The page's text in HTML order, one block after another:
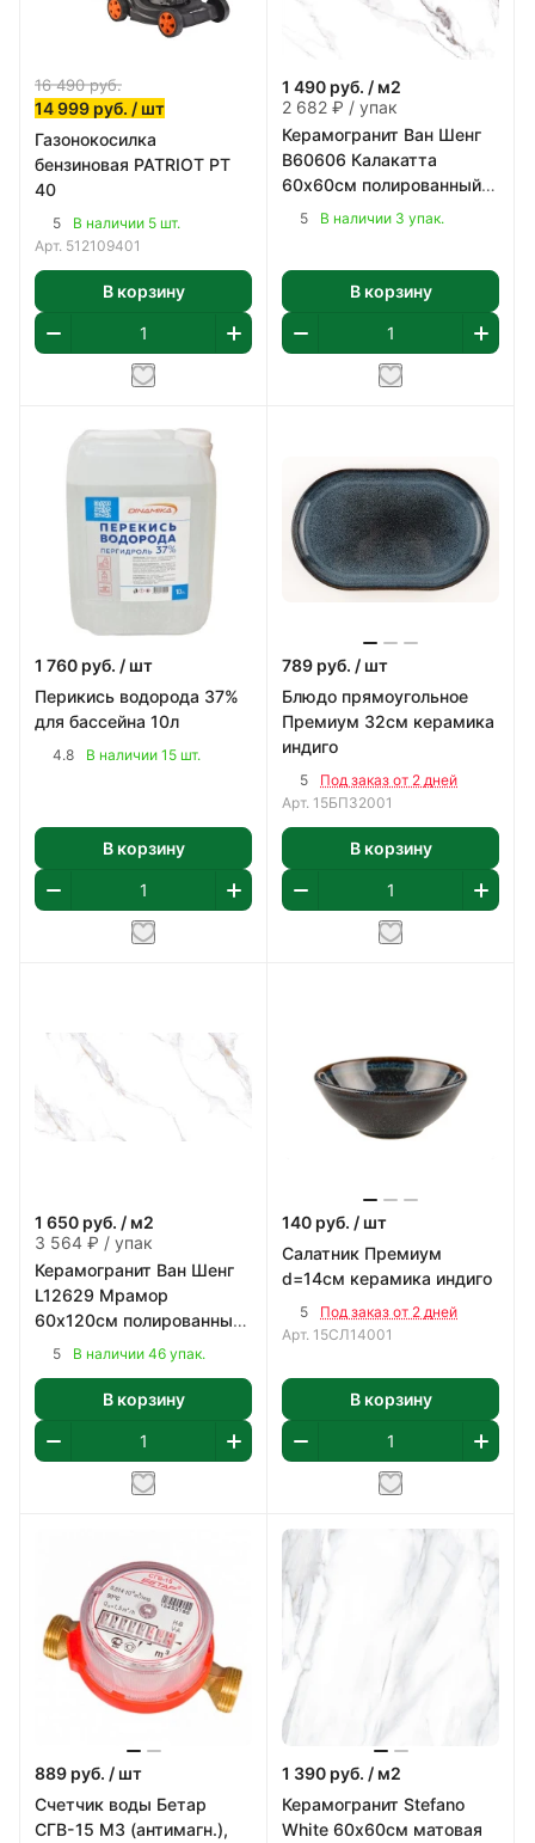
16 490руб.
14 999 руб. / шт
Газонокосилка
бензиновая PATRIOT PT
40
5
В наличии 5 шт.
Арт. 512109401
В корзину
1 490 руб. / м2
2 682 ₽ / упак
Керамогранит Ван Шенг
В60606 Калакатта
60х60см полированный
цвет бело-серый 1,8 м2/
5 В наличии 3 упак.
В корзину
1 760 руб. / шт
Перикись водорода 37%
для бассейна 10л
4.8 В наличии 15 шт.
В корзину
789 руб. / шт
Блюдо прямоугольное
Премиум 32см керамика
индиго
5
Под заказ от 2 дней
Арт. 15БП32001
В корзину
1 650 руб. / м2
3 564 ₽ / упак
Керамогранит Ван Шенг
L12629 Мрамор
60х120см полированный
цвет белый с коричнево-
5 В наличии 46 упак.
В корзину
140 руб. / шт
Салатник Премиум
d=14см керамика индиго
5
Под заказ от 2 дней
Арт. 15СЛ14001
В корзину
889 руб. / шт
Счетчик воды Бетар
СГВ-15 МЗ (антимагн.),
1 390 руб. / м2
Керамогранит Stefano
White 60х60см матовая